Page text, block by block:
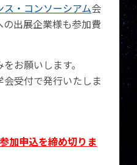
・コンソーシアム会
出展企業様も参加費
お願いします。
受付で発行いたしま
加申込を締め切りま